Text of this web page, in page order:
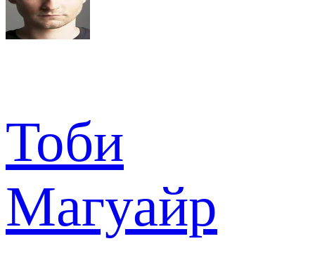
Тоби
Магуайр